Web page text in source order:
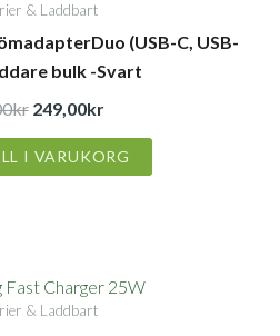
& Laddbart
(USB-C, USB-
bulk -Svart
kr
priset
var:
290,00kr.
249,00kr
är:
249,00kr.
I VARUKORG
& Laddbart
Det
ursprungliga
Det